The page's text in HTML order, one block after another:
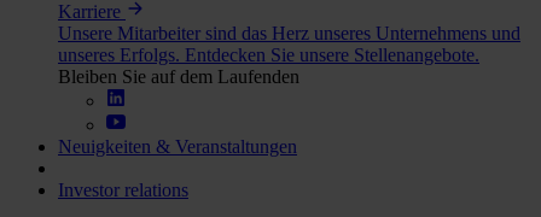
Karriere
Unsere Mitarbeiter sind das Herz unseres Unternehmens und
unseres Erfolgs. Entdecken Sie unsere Stellenangebote.
Bleiben Sie auf dem Laufenden
Neuigkeiten & Veranstaltungen
Investor relations